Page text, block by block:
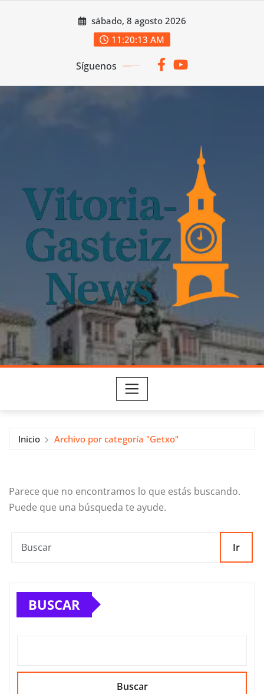
sábado, 8 agosto 2026
11:20:13 AM
Síguenos
Inicio Archivo por categoría "Getxo"
Parece que no encontramos lo que estás buscando.
Puede que una búsqueda te ayude.
Ir
BUSCAR
Buscar